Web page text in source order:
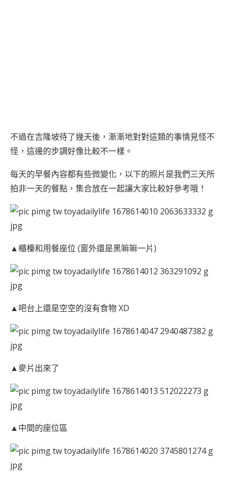
不過在吉隆坡待了幾天後，漸漸地對對這類的事情見怪不
怪，這邊的步調好像比較不一樣。
每天的早餐內容都有些微變化，以下的照片是我們三天所
拍非一天的餐點，集合放在一起讓大家比較好參考哦！
▲櫃檯和用餐座位 (窗外還是黑嘛嘛一片)
▲吧台上還是空空的沒有食物 XD
▲麥片出來了
▲中間的座位區